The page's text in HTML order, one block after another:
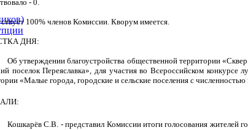
- 0.
100% членов Комиссии. Кворум имеется.
ДНЯ:
Об утверждении благоустройства общественной территории
поселок Переяславка», для участия во Всероссийском
«Малые города, городские и сельские поселения с
Кошкарёв С.В. - представил Комиссии итоги голосования жителей